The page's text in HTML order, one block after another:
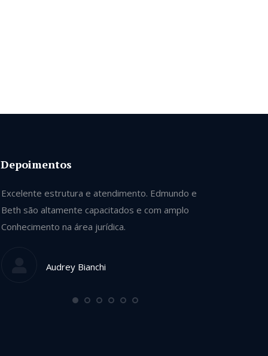
Depoimentos
Excelente estrutura e atendimento. Edmundo e
Beth são altamente capacitados e com amplo
Conhecimento na área jurídica.
Audrey Bianchi